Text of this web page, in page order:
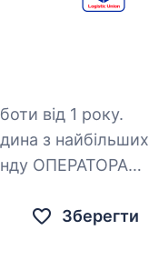
від 1 року.
з найбільших
ОПЕРАТОРА
Зберегти